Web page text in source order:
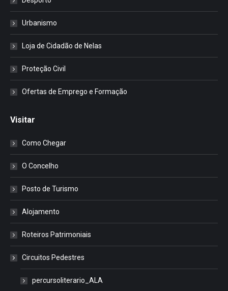
Urbanismo
Loja de Cidadão de Nelas
Proteção Civil
Ofertas de Emprego e Formação
Visitar
Como Chegar
O Concelho
Posto de Turismo
Alojamento
Roteiros Patrimoniais
Circuitos Pedestres
percursoliterario_ALA